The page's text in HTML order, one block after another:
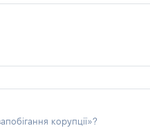
корупції»?